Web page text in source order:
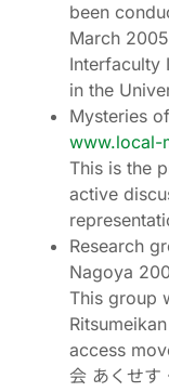
been
March
Interfaculty
in the
Mysteries
www.local-
This is the
active
Research
Nagoya
This group
access
会 あくせす